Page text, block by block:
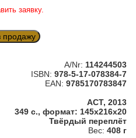
заявку.
продажу
A/Nr: 114244503
ISBN: 978-5-17-078384-7
EAN: 9785170783847
АСТ, 2013
349 с., формат: 145x216x20
Твёрдый переплёт
Вес: 408 г